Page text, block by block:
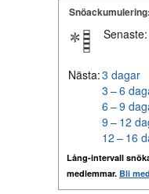
Snöackumulering:
Senaste:
Nästa:3 dagar
3 – 6
6 – 9
9 – 12
12 – 16
Lång-intervall
medlemmar. Bli